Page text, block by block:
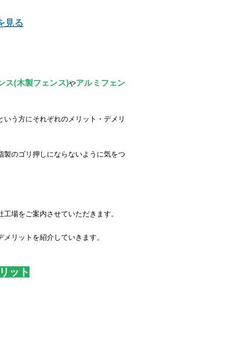
見る
ス(木製フェンス)やアルミフェン
う方にそれぞれのメリット・デメリ
のゴリ押しにならないように気をつ
場をご案内させていただきます。
リットを紹介していきます。
ット